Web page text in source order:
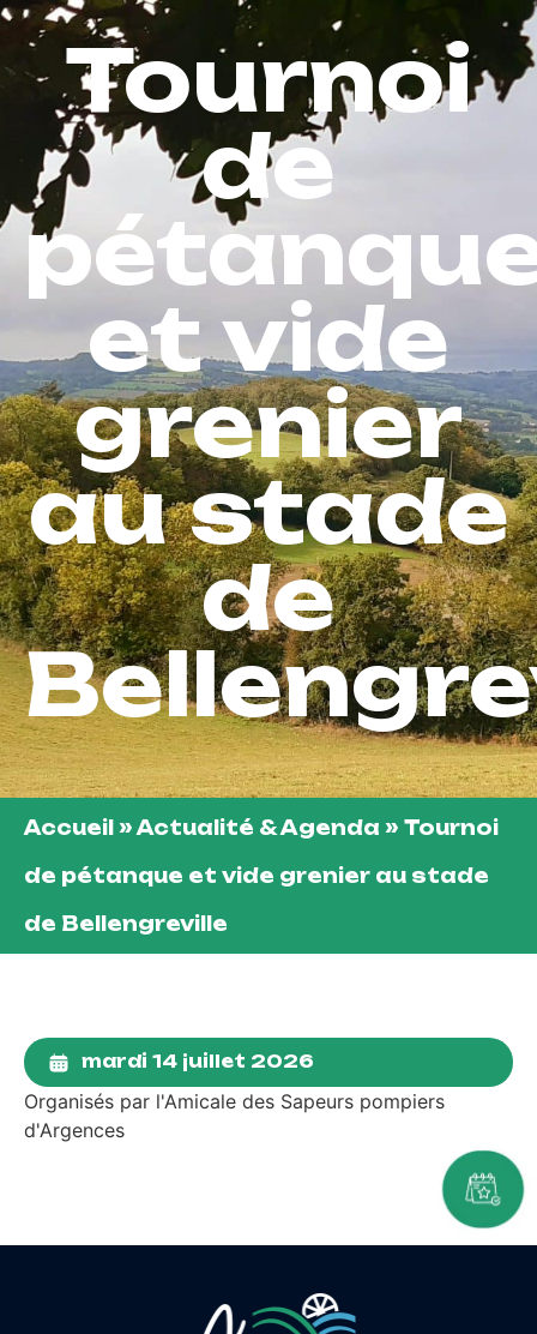
Tournoi
de
et vide
grenier
au stade
de
Accueil »Actualité & Agenda » Tournoi
de pétanque et vide grenier au stade
de Bellengreville
mardi 14 juillet 2026
Organisés par l'Amicale des Sapeurs pompiers
d'Argences